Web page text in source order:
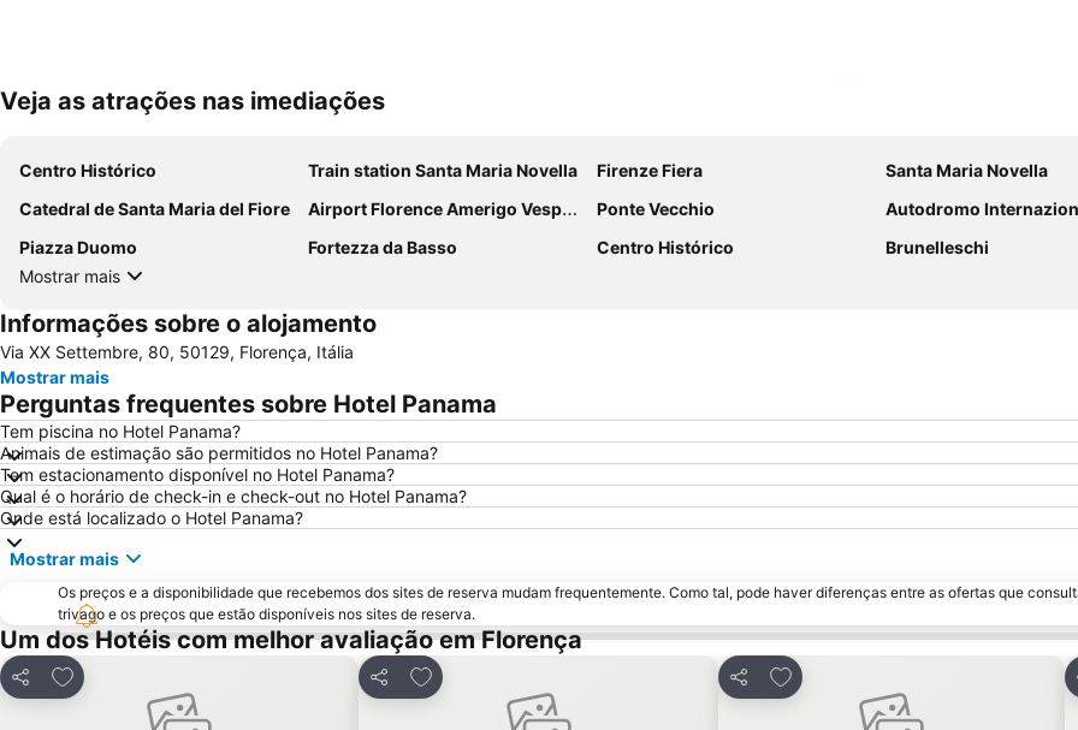
Veja as atrações nas imediações
Centro Histórico Train station Santa Maria Novella Firenze Fiera
Santa Maria Novella
Catedral de Santa Maria del Fiore
Airport Florence Amerigo Vespucci Ponte Vecchio
Autodromo Internazionale
Piazza Duomo
Fortezza da Basso Centro Histórico
Brunelleschi
Mostrar mais
Informações sobre o alojamento
Via XX Settembre, 80, 50129, Florença, Itália
Mostrar mais
Perguntas frequentes sobre Hotel Panama
Tem piscina no Hotel Panama?
Animais de estimação são permitidos no Hotel Panama?
Tem estacionamento disponível no Hotel Panama?
Qual é o horário de check-in e check-out no Hotel Panama?
Onde está localizado o Hotel Panama?
Mostrar mais
Os preços e a disponibilidade que recebemos dos sites de reserva mudam frequentemente. Como tal, pode haver diferenças entre as ofertas que
trivago e os preços que estão disponíveis nos sites de reserva.
Um dos Hotéis com melhor avaliação em Florença
Partilhar
Adicionar aos favoritos
Partilhar
Adicionar aos favoritos
Partilhar
Adicionar aos favoritos